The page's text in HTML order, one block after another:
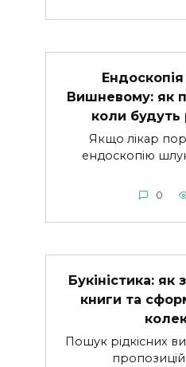
Вишневому: як
коли будуть
Якщо лікар
ендоскопію
0
Букіністика: як
книги та
Пошук рідкісних